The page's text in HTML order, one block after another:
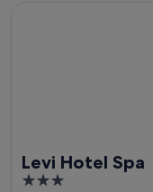
Levi Hotel Spa
3